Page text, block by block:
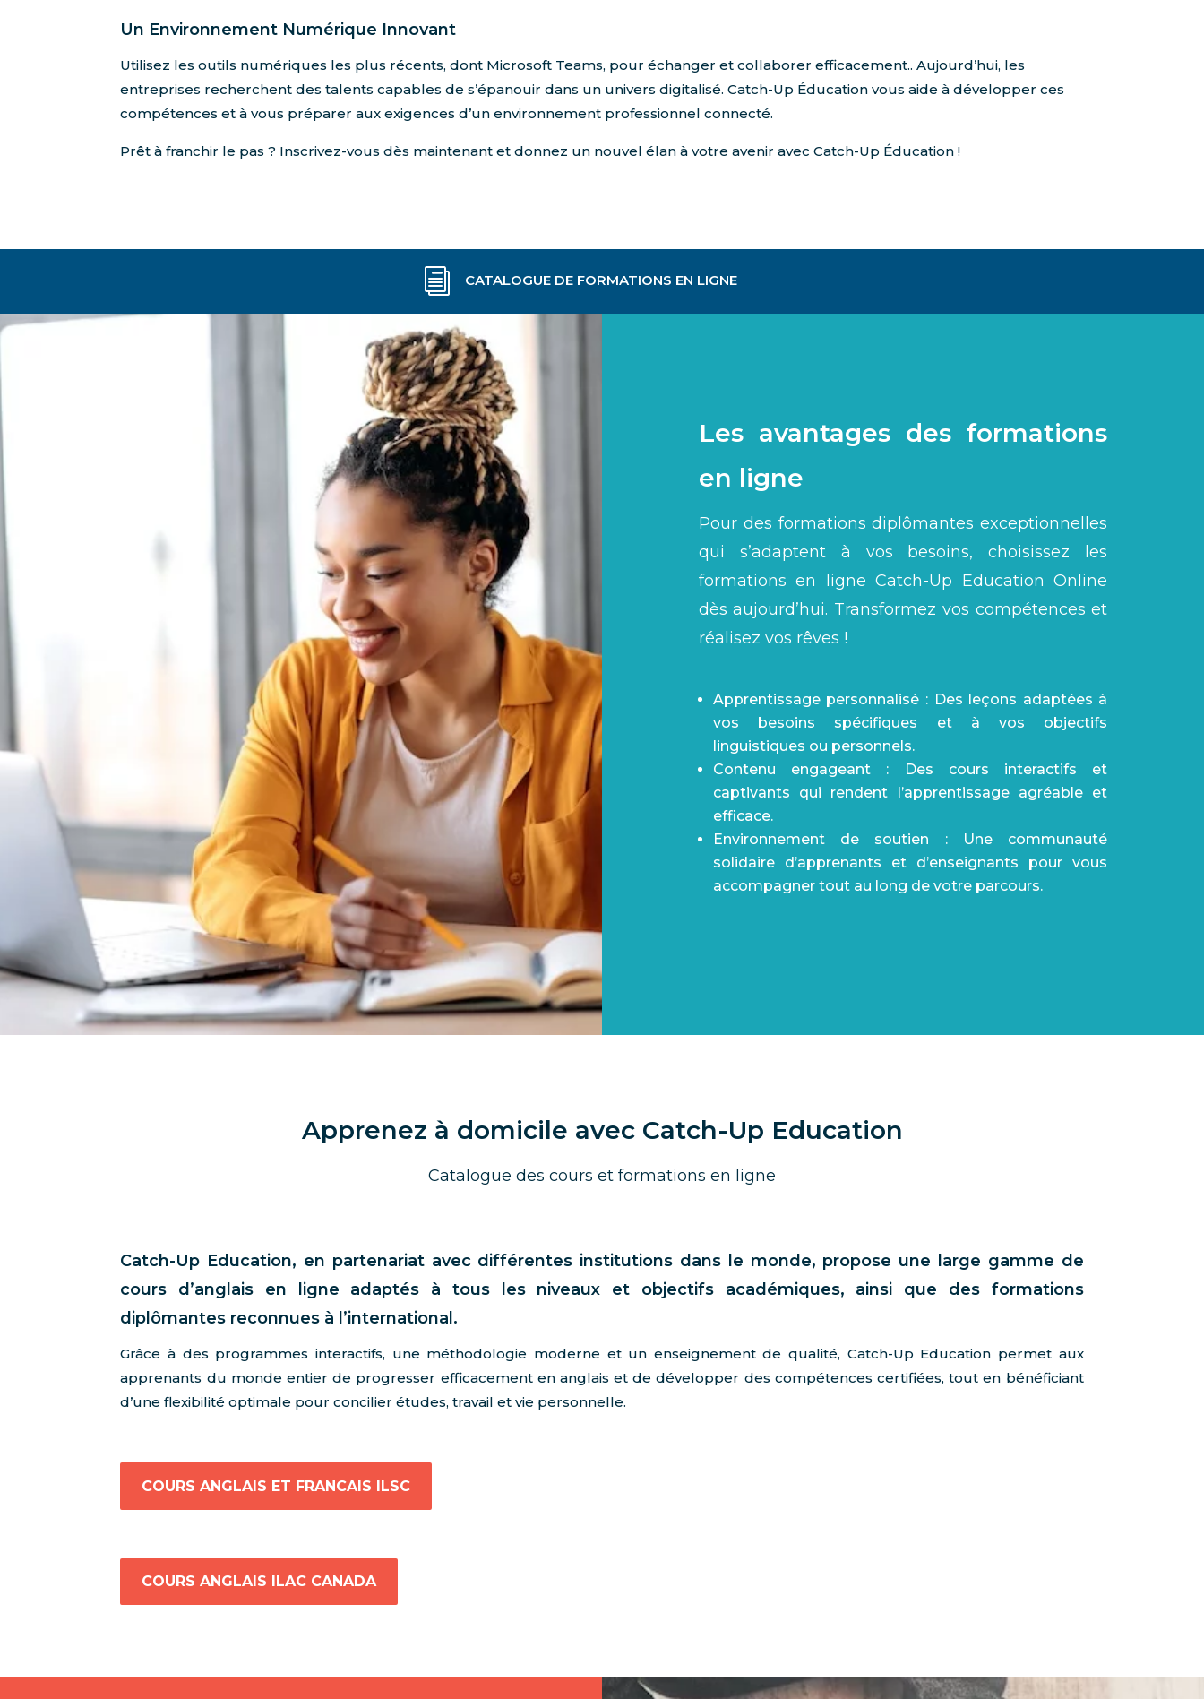
Un Environnement Numérique Innovant
Utilisez les outils numériques les plus récents, dont Microsoft Teams, pour échanger et collaborer efficacement.. Aujourd’hui, les
entreprises recherchent des talents capables de s’épanouir dans un univers digitalisé. Catch-Up Éducation vous aide à développer ces
compétences et à vous préparer aux exigences d’un environnement professionnel connecté.
Prêt à franchir le pas ? Inscrivez-vous dès maintenant et donnez un nouvel élan à votre avenir avec Catch-Up Éducation !
i CATALOGUE DE FORMATIONS EN LIGNE
Les avantages des formations
en ligne
Pour des formations diplômantes exceptionnelles
qui s’adaptent à vos besoins, choisissez les
formations en ligne Catch-Up Education Online
dès aujourd’hui. Transformez vos compétences et
réalisez vos rêves !
Apprentissage personnalisé : Des leçons adaptées à
vos besoins spécifiques et à vos objectifs
linguistiques ou personnels.
Contenu engageant : Des cours interactifs et
captivants qui rendent l’apprentissage agréable et
efficace.
Environnement de soutien : Une communauté
solidaire d’apprenants et d’enseignants pour vous
accompagner tout au long de votre parcours.
Apprenez à domicile avec Catch-Up Education
Catalogue des cours et formations en ligne
Catch-Up Education, en partenariat avec différentes institutions dans le monde, propose une large gamme de
cours d’anglais en ligne adaptés à tous les niveaux et objectifs académiques, ainsi que des formations
diplômantes reconnues à l’international.
Grâce à des programmes interactifs, une méthodologie moderne et un enseignement de qualité, Catch-Up Education permet aux
apprenants du monde entier de progresser efficacement en anglais et de développer des compétences certifiées, tout en bénéficiant
d’une flexibilité optimale pour concilier études, travail et vie personnelle.
COURS ANGLAIS ET FRANCAIS ILSC
COURS ANGLAIS ILAC CANADA